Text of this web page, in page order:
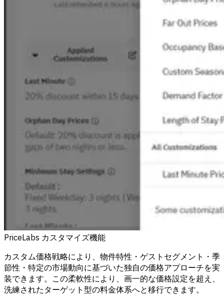
PriceLabs カスタマイズ機能
カスタム価格戦略により、物件特性・ゲストセグメント・季
節性・特定の市場動向に基づいた独自の価格アプローチを実
装できます。この柔軟性により、画一的な価格設定を超え、
洗練されたターゲット型の料金体系へと移行できます。